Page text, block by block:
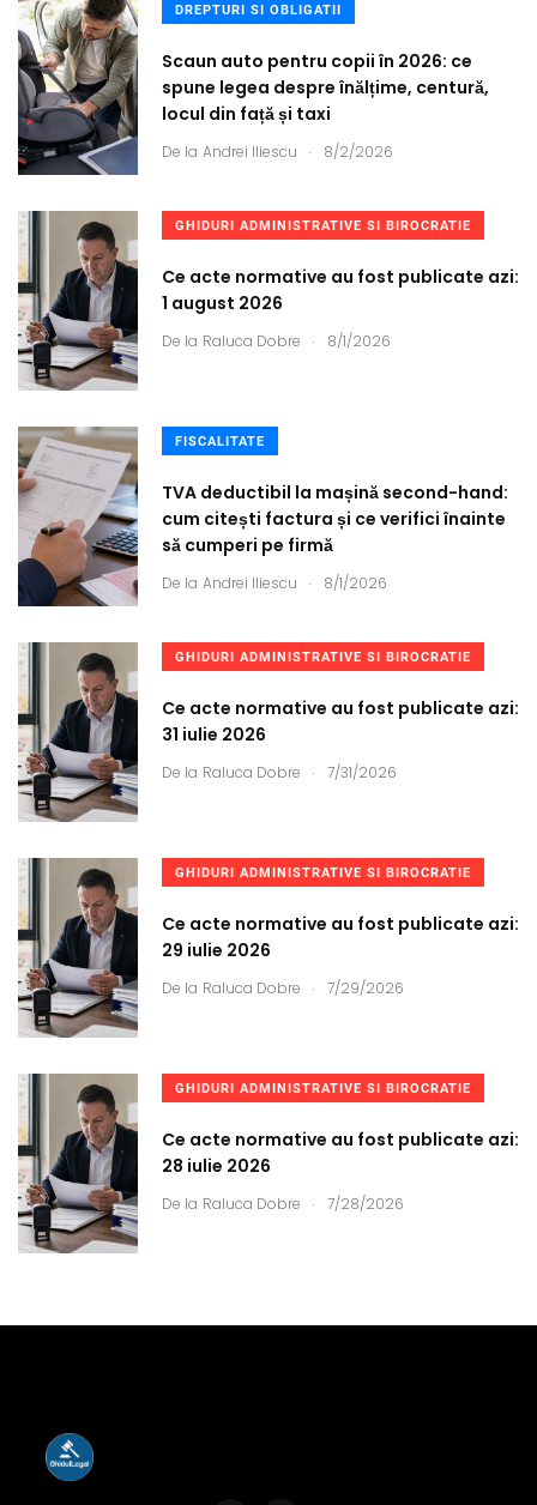
DREPTURI SI OBLIGATII
Scaun auto pentru copii în 2026: ce
spune legea despre înălțime, centură,
locul din față și taxi
De la Andrei Iliescu . 8/2/2026
GHIDURI ADMINISTRATIVE SI BIROCRATIE
Ce acte normative au fost publicate azi:
1 august 2026
De la Raluca Dobre . 8/1/2026
FISCALITATE
TVA deductibil la mașină second-hand:
cum citești factura și ce verifici înainte
să cumperi pe firmă
De la Andrei Iliescu . 8/1/2026
GHIDURI ADMINISTRATIVE SI BIROCRATIE
Ce acte normative au fost publicate azi:
31 iulie 2026
De la Raluca Dobre . 7/31/2026
GHIDURI ADMINISTRATIVE SI BIROCRATIE
Ce acte normative au fost publicate azi:
29 iulie 2026
De la Raluca Dobre . 7/29/2026
GHIDURI ADMINISTRATIVE SI BIROCRATIE
Ce acte normative au fost publicate azi:
28 iulie 2026
De la Raluca Dobre . 7/28/2026